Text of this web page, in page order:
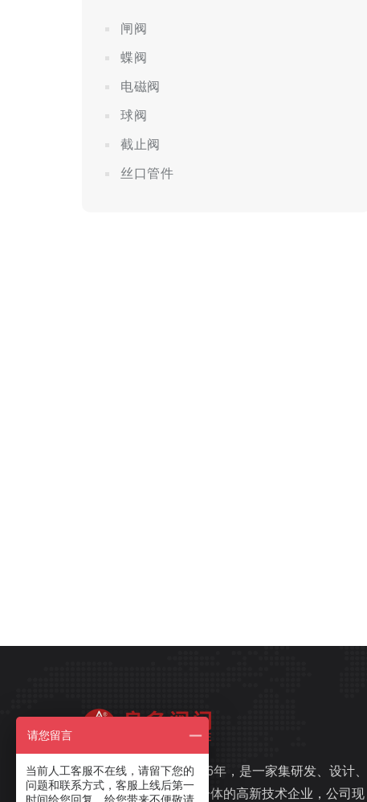
闸阀
蝶阀
电磁阀
球阀
截止阀
丝口管件
良名阀门，始建于1996年，是一家集研发、设计、
生产、销售、服务于一体的高新技术企业，公司现
请您留言
当前人工客服不在线，请留下您的
问题和联系方式，客服上线后第一